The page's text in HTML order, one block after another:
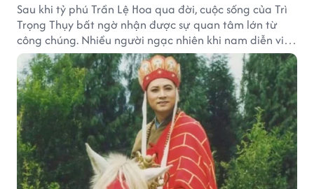
Sau khi tỷ phú Trần Lệ Hoa qua đời, cuộc sống của Trì
Trọng Thụy bất ngờ nhận được sự quan tâm lớn từ
công chúng. Nhiều người ngạc nhiên khi nam diễn viên
nổi tiếng với vai Đường Tăng không xuất hiện trong
danh sách thừa kế khối tài sản hàng chục tỷ NDT.